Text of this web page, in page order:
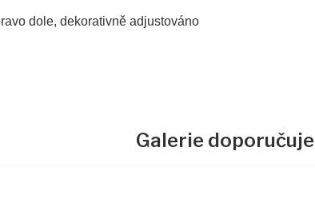
dole, dekorativně adjustováno
Galerie doporučuje